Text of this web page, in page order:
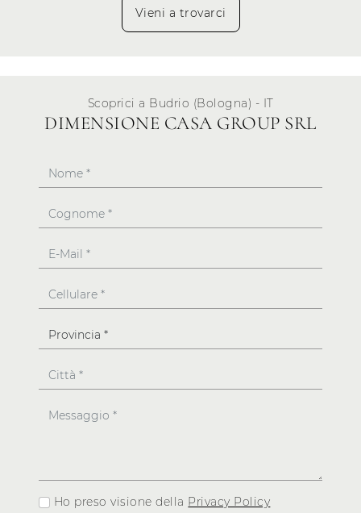
Vieni a trovarci
Scoprici a Budrio (Bologna) - IT
DIMENSIONE CASA GROUP SRL
Ho preso visione della Privacy Policy